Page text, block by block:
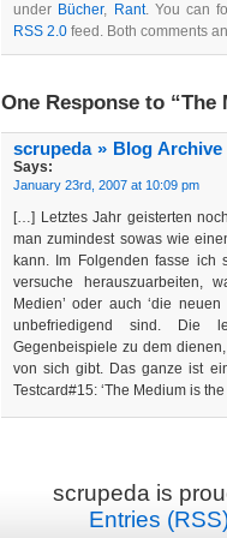
under Bücher, Rant. You can
RSS 2.0 feed. Both comments
One Response to “The
scrupeda » Blog
Says:
January 23rd, 2007 at 10:09 pm
[…] Letztes Jahr geisterten
man zumindest sowas wie
kann. Im Folgenden fasse ich
versuche herauszuarbeiten,
Medien’ oder auch ‘die
unbefriedigend sind. Die
Gegenbeispiele zu dem
von sich gibt. Das ganze ist
Testcard#15: ‘The Medium is
scrupeda is
Entries